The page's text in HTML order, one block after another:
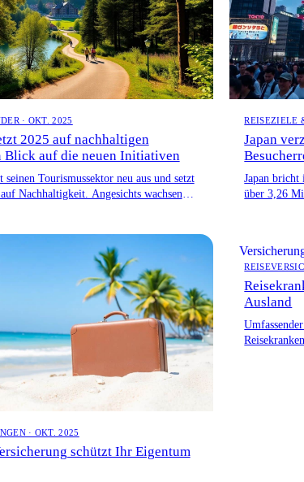
· OKT. 2025
2025 auf nachhaltigen
Blick auf die neuen Initiativen
seinen Tourismussektor neu aus und setzt
Nachhaltigkeit. Angesichts wachsender
REISEZIELE
Japan
Japan bricht
über 3,26
· OKT. 2025
schützt Ihr Eigentum
Ausland